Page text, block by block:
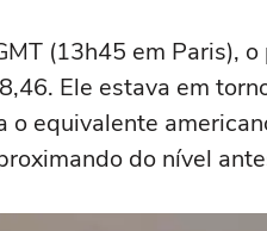
(13h45 em Paris),
Ele estava em
o equivalente
do nível